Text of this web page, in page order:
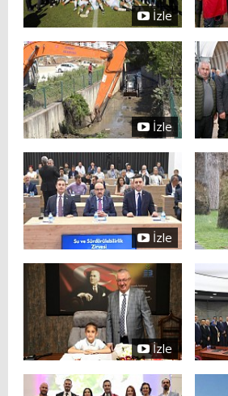
İzle
İzle
İzle
İzle